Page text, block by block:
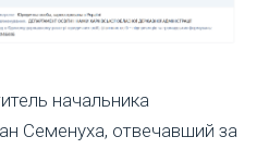
начальника
Семенуха, отвечавший за